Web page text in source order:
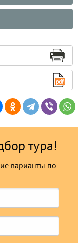
тура!
варианты по